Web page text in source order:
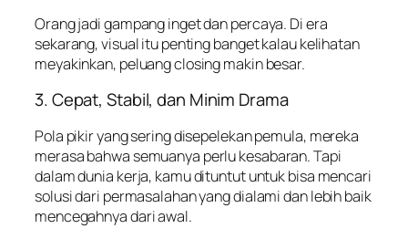
Orang jadi gampang inget dan percaya. Di era
sekarang, visual itu penting banget kalau kelihatan
meyakinkan, peluang closing makin besar.
3. Cepat, Stabil, dan Minim Drama
Pola pikir yang sering disepelekan pemula, mereka
merasa bahwa semuanya perlu kesabaran. Tapi
dalam dunia kerja, kamu dituntut untuk bisa mencari
solusi dari permasalahan yang dialami dan lebih baik
mencegahnya dari awal.